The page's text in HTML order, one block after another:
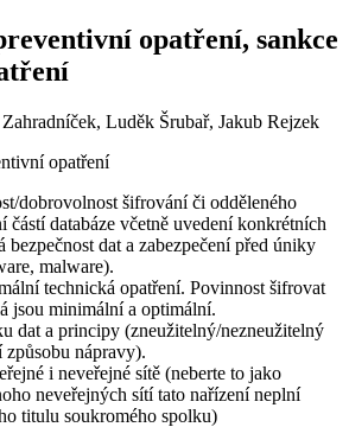
opatření, sankce
Luděk Šrubař, Jakub Rejzek
opatření
dobrovolnost šifrování či odděleného
částí databáze včetně uvedení konkrétních
bezpečnost dat a zabezpečení před úniky
malware).
technická opatření. Povinnost šifrovat
jsou minimální a optimální.
dat a principy (zneužitelný/nezneužitelný
způsobu nápravy).
i neveřejné sítě (neberte to jako
neveřejných sítí tato nařízení neplní
titulu soukromého spolku)